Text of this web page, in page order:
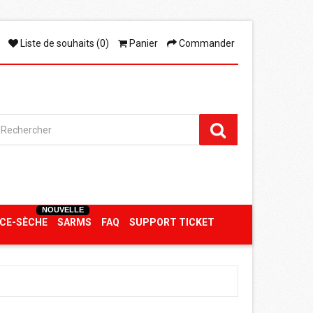
Liste de souhaits (0) Panier Commander
SÈCHE SARMS
NOUVELLE
FAQ SUPPORT TICKET